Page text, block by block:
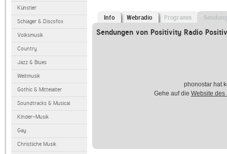
Künstler
Schlager & Discofox
Volksmusik
Country
Jazz & Blues
Weltmusik
Gothic & Mittelalter
Soundtracks & Musical
Kinder-Musik
Gay
Christliche Musik
Info Webradio Programm
Sendungen von Positivity Radio
phonostar hat
Gehe auf die Website des